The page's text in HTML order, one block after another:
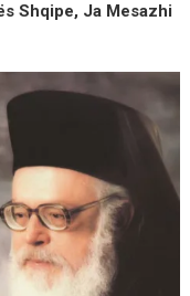
Shqipe, Ja Mesazhi